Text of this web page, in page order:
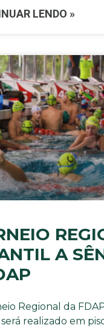
LENDO »
A
Regional da
realizado em